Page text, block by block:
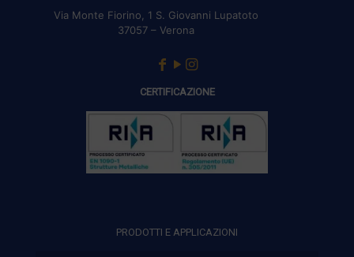
Via Monte Fiorino, 1 S. Giovanni Lupatoto
37057 – Verona
CERTIFICAZIONE
PRODOTTI E APPLICAZIONI